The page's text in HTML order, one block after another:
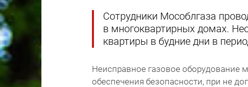
Сотрудники Мособлгаза
в многоквартирных домах.
квартиры в будние дни в
Неисправное газовое оборудование
обеспечения безопасности, при не